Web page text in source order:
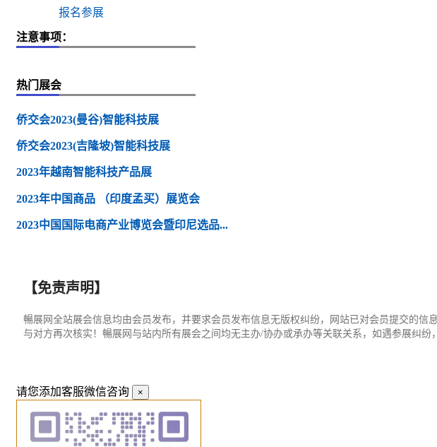
报名参展
注意事项：
热门展会
侨交会2023(曼谷)智能科技展
侨交会2023(吉隆坡)智能科技展
2023年越南智能科技产品展
2023年中国商品 （印度孟买）展览会
2023中国国际电商产业博览会暨印尼选品...
【免责声明】
暢展网全站展会信息均由会员发布，并要求会员发布信息无版权纠纷，网站已对会员提交的
与对方再次核实！暢展网与站内所有展会之间均无主办/协办或承办等关联关系，如遇参展纠纷
请您添加客服微信咨询 ×